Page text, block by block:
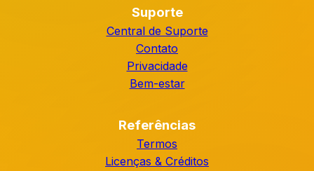
Suporte
Central de Suporte
Contato
Privacidade
Bem-estar
Referências
Termos
Licenças & Créditos